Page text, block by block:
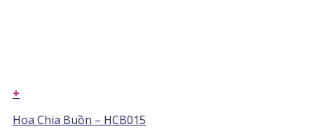
+
Hoa Chia Buồn – HCB015